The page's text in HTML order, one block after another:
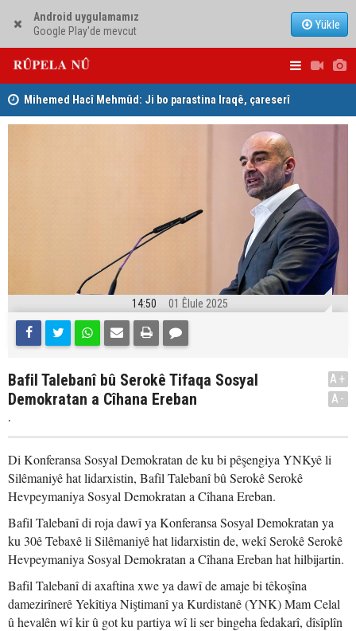
Android uygulamamız
Google Play'de mevcut
Yükle
Mihemed Hacî Mehmûd: Ji bo parastina Iraqê, çareserî
sîstema konfederalî ye Dîcleyê
14:50 01 Êlule 2025
Bafil Talebanî bû Serokê Tifaqa Sosyal
Demokratan a Cîhana Ereban
.
A+
A-
Di Konferansa Sosyal Demokratan de ku bi pêşengiya YNKyê li
Silêmaniyê hat lidarxistin, Bafil Talebanî bû Serokê Serokê
Hevpeymaniya Sosyal Demokratan a Cîhana Ereban.
Bafil Talebanî di roja dawî ya Konferansa Sosyal Demokratan ya
ku 30ê Tebaxê li Silêmaniyê hat lidarxistin de, wekî Serokê Serokê
Hevpeymaniya Sosyal Demokratan a Cîhana Ereban hat hilbijartin.
Bafil Talebanî di axaftina xwe ya dawî de amaje bi têkoşîna
damezirînerê Yekîtiya Niştimanî ya Kurdistanê (YNK) Mam Celal
û hevalên wî kir û got ku partiya wî li ser bingeha fedakarî, dîsîplîn